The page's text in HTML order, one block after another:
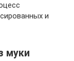
и
муки